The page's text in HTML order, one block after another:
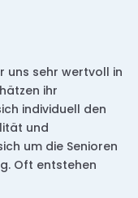
uns sehr wertvoll in
ihr
individuell den
und
um die Senioren
Oft entstehen